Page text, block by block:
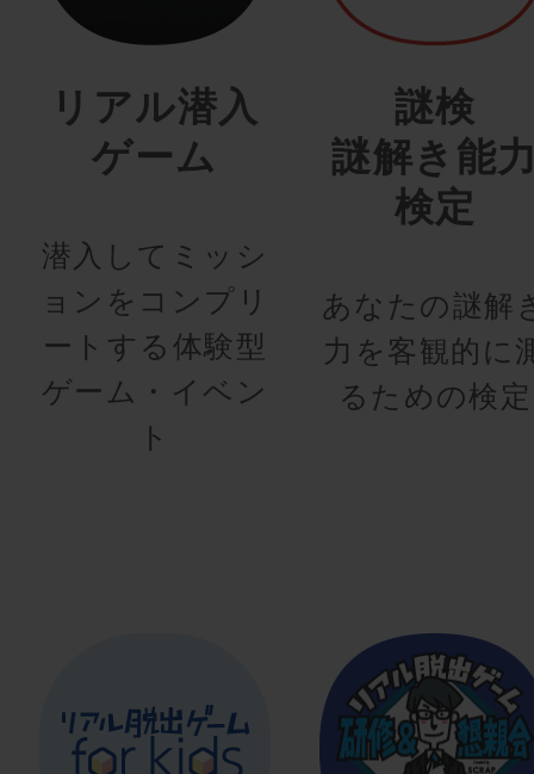
リアル潜入
ゲーム
潜入してミッシ
ョンをコンプリ
ートする体験型
ゲーム・イベン
ト
謎検
謎解き能
検定
あなたの謎解
力を客観的に
るための検定